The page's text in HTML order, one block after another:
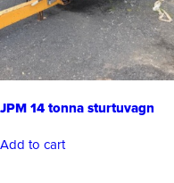
JPM 14 tonna sturtuvagn
Add to cart